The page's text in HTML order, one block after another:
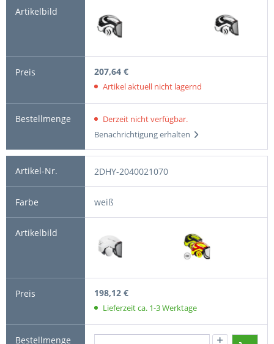
207,64 €
Artikel aktuell nicht lagernd
Derzeit nicht verfügbar.
Benachrichtigung erhalten
2DHY-2040021070
weiß
198,12 €
Lieferzeit ca. 1-3 Werktage